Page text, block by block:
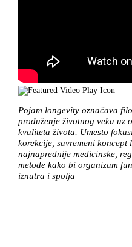
Pojam longevity označava
produženje životnog veka uz
kvaliteta života. Umesto
korekcije, savremeni
najnaprednije medicinske,
metode kako bi organizam
iznutra i spolja